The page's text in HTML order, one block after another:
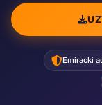
Emiracki